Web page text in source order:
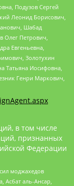
Подузов Сергей
Леонид Борисович,
Шабад
Олег Петрович,
Евгеньевна,
Золотухин
Татьяна Иосифовна,
Генри Маркович,
в том числе
признанных
Федерации
моджахедов
Асбат аль-Ансар,